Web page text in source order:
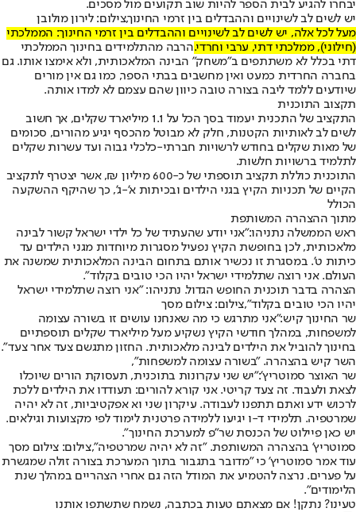
יבחרו להגיע לבית הספר להיות שוב תקועים מול מסכים.
יש לשים לב לשינויים וההבדלים בין זרמי החינוך,צילום: לירון מולובן
מעל לכל אלה, יש לשים לב לשינויים וההבדלים בין זרמי החינוך: הממלכתי
(חילוני), ממלכתי דתי, ערבי וחרדי.הרבה מהתלמידים בחינוך הממלכתי
דתי בכלל לא משתתפים ב"משחק" הבינה המלאכותית, ולא אימצו אותו. גם
בחברה החרדית כמעט ואין מחשבים בבתי הספר, כמו גם אין מורים
שיודעים ללמד ליבה בצורה טובה כיוון שהם עצמם לא למדו אותה.
תקצוב התוכנית
התקציב של התכנית יעמוד בסך הכל על 1.1 מיליארד שקלים, אך חשוב
לשים לב לאותיות הקטנות, חלק לא מבוטל מהכסף יגיע מהורים, סכומים
של מאות שקלים בחודש לרשויות חברתי-כלכלי גבוה ועד עשרות שקלים
לתלמיד ברשויות חלשות.
התוכנית כוללת תקציב תוספתי של כ-600 מיליון ₪, אשר יצטרף לתקציב
הקיים של תכניות הקיץ בגני הילדים ובכיתות א'-ג', כך שהיקף ההשקעה
הכולל
מתוך ההצהרה המשותפת
ראש הממשלה נתניהו:"אני יודע שהעתיד של כל ילדי ישראל קשור לבינה
מלאכותית, לכן בחופשת הקיץ נפעיל מסגרות מיוחדות מגני הילדים עד
כיתות ט'. במסגרת זו נכשיר אותם בתחום הבינה המלאכותית שמשנה את
העולם. אני רוצה שתלמידי ישראל יהיו הכי טובים בקלוד".
הצהרה בדבר תוכנית החופש הגדול. נתניהו: "אני רוצה שתלמידי ישראל
יהיו הכי טובים בקלוד",צילום: צילום מסך
שר החינוך קיש:"אני מתרגש כי מה שאנחנו עושים זו בשורה עצומה
למשפחות, במהלך חודשי הקיץ נשקיע מעל מיליארד שקלים תוספתיים
בחינוך להוביל את הילדים לבינה מלאכותית. החזון מתגשם צעד אחר צעד".
השר קיש בהצהרה. "בשורה עצומה למשפחות",
שר האוצר סמוטריץ':"יש שני עקרונות בתוכנית, תעסוקת הורים שיוכלו
לצאת ולעבוד. זה צעד קריטי. אני קורא להורים: תעודדו את הילדים ללכת
לרכוש ידע ואתם תתפנו לעבודה. עיקרון שני וא אפקטיביות, זה לא יהיה
שמרטפיה. תלמידי ד-ו יגיעו ללמידה פרטנית לימוד לפי מקצועות וגילאים.
יש כאן פיילוט של הכנסת שר"פ למערכת החינוך".
סמוטריץ' בהצהרה המשותפת. "זה לא יהיה שמרטפיה",צילום: צילום מסך
עוד אמר סמוטריץ' כי "מדובר בתגבור בתוך המערכת בצורה זולה שמגשרת
על פערים. נרצה להטמיע את המודל הזה גם אחרי הצהריים במהלך שנת
הלימודים".
טעינו? נתקן! אם מצאתם טעות בכתבה, נשמח שתשתפו אותנו